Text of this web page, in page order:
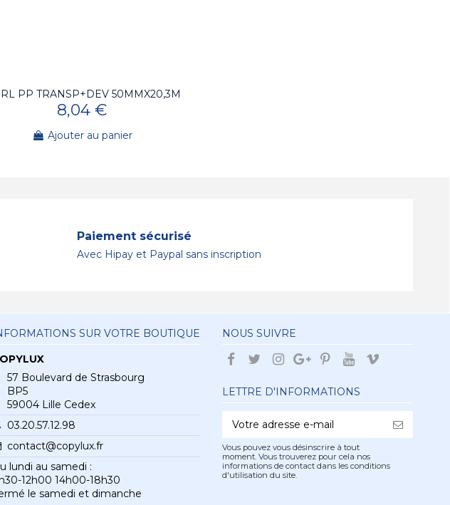
PP TRANSP+DEV 50MMX20,3M
8,04 €
Ajouter au panier
Paiement sécurisé
Avec Hipay et Paypal sans inscription
SUR VOTRE BOUTIQUE
57 Boulevard de Strasbourg
BP5
59004 Lille Cedex
03.20.57.12.98
contact@copylux.fr
lundi au samedi :
12h00 14h00-18h30
le samedi et dimanche
NOUS SUIVRE
LETTRE D'INFORMATIONS
Vous pouvez vous désinscrire à tout
moment. Vous trouverez pour cela nos
informations de contact dans les conditions
d'utilisation du site.